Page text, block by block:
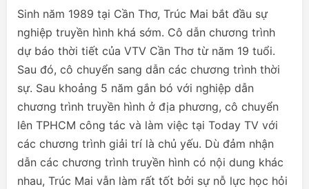
Sinh năm 1989 tại Cần Thơ, Trúc Mai bắt đầu sự
nghiệp truyền hình khá sớm. Cô dẫn chương trình
dự báo thời tiết của VTV Cần Thơ từ năm 19 tuổi.
Sau đó, cô chuyển sang dẫn các chương trình thời
sự. Sau khoảng 5 năm gắn bó với nghiệp dẫn
chương trình truyền hình ở địa phương, cô chuyển
lên TPHCM công tác và làm việc tại Today TV với
các chương trình giải trí là chủ yếu. Dù đảm nhận
dẫn các chương trình truyền hình có nội dung khác
nhau, Trúc Mai vẫn làm rất tốt bởi sự nỗ lực học hỏi